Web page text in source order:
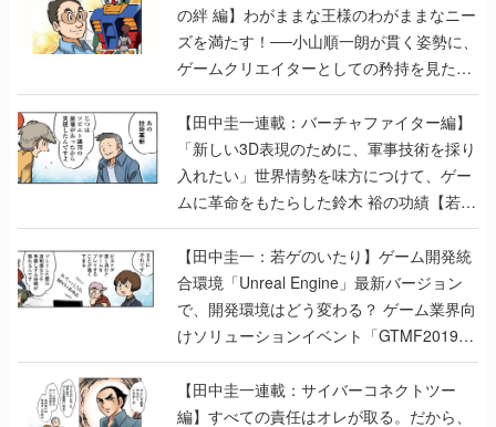
の絆 編】わがままな王様のわがままなニー
ズを満たす！──小山順一朗が貫く姿勢に、
ゲームクリエイターとしての矜持を見た
【若ゲのいたり最終回】
【田中圭一連載：バーチャファイター編】
「新しい3D表現のために、軍事技術を採り
入れたい」世界情勢を味方につけて、ゲー
ムに革命をもたらした鈴木 裕の功績【若ゲ
のいたり】
【田中圭一：若ゲのいたり】ゲーム開発統
合環境「Unreal Engine」最新バージョン
で、開発環境はどう変わる？ ゲーム業界向
けソリューションイベント「GTMF2019」
に行って、より理解を深めよう【PR】
【田中圭一連載：サイバーコネクトツー
編】すべての責任はオレが取る。だから、